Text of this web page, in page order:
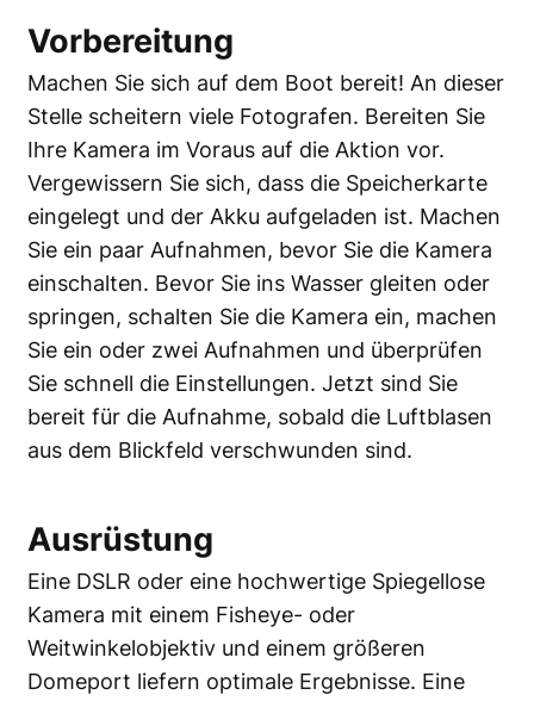
Vorbereitung
Machen Sie sich auf dem Boot bereit! An dieser
Stelle scheitern viele Fotografen. Bereiten Sie
Ihre Kamera im Voraus auf die Aktion vor.
Vergewissern Sie sich, dass die Speicherkarte
eingelegt und der Akku aufgeladen ist. Machen
Sie ein paar Aufnahmen, bevor Sie die Kamera
einschalten. Bevor Sie ins Wasser gleiten oder
springen, schalten Sie die Kamera ein, machen
Sie ein oder zwei Aufnahmen und überprüfen
Sie schnell die Einstellungen. Jetzt sind Sie
bereit für die Aufnahme, sobald die Luftblasen
aus dem Blickfeld verschwunden sind.
Ausrüstung
Eine DSLR oder eine hochwertige Spiegellose
Kamera mit einem Fisheye- oder
Weitwinkelobjektiv und einem größeren
Domeport liefern optimale Ergebnisse. Eine